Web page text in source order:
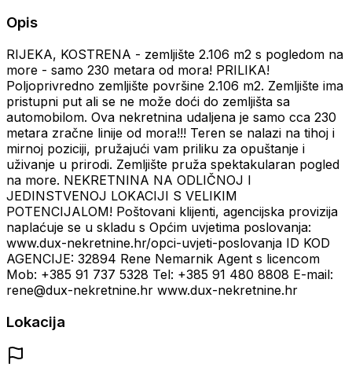
Opis
RIJEKA, KOSTRENA - zemljište 2.106 m2 s pogledom na
more - samo 230 metara od mora! PRILIKA!
Poljoprivredno zemljište površine 2.106 m2. Zemljište ima
pristupni put ali se ne može doći do zemljišta sa
automobilom. Ova nekretnina udaljena je samo cca 230
metara zračne linije od mora!!! Teren se nalazi na tihoj i
mirnoj poziciji, pružajući vam priliku za opuštanje i
uživanje u prirodi. Zemljište pruža spektakularan pogled
na more. NEKRETNINA NA ODLIČNOJ I
JEDINSTVENOJ LOKACIJI S VELIKIM
POTENCIJALOM! Poštovani klijenti, agencijska provizija
naplaćuje se u skladu s Općim uvjetima poslovanja:
www.dux-nekretnine.hr/opci-uvjeti-poslovanja ID KOD
AGENCIJE: 32894 Rene Nemarnik Agent s licencom
Mob: +385 91 737 5328 Tel: +385 91 480 8808 E-mail:
rene@dux-nekretnine.hr www.dux-nekretnine.hr
Lokacija